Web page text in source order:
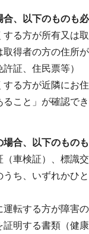
、以下のものも
る方が所有又は
取得者の方の住所
証、住民票等）
する方が近隣にお
ること」が確認で
合、以下のもの
（車検証）、標識
ち、いずれかひと
運転する方が障害
証明する書類（健